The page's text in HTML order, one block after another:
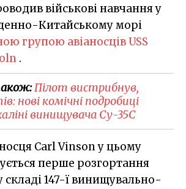
військові навчання у
Китайському морі
групою авіаносців USS
.
Пілот вистрибнув,
нові комічні подробиці
винищувача Су-35С
Carl Vinson у цьому
перше розгортання
складі 147-ї винищувально-